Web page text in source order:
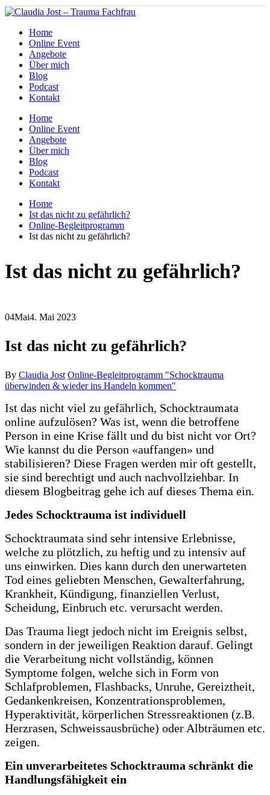
Home
Online Event
Angebote
Über mich
Blog
Podcast
Kontakt
Home
Online Event
Angebote
Über mich
Blog
Podcast
Kontakt
Home
Ist das nicht zu gefährlich?
Online-Begleitprogramm
Ist das nicht zu gefährlich?
Ist das nicht zu gefährlich?
04Mai4. Mai 2023
Ist das nicht zu gefährlich?
By Claudia Jost Online-Begleitprogramm "Schocktrauma
überwinden & wieder ins Handeln kommen"
Ist das nicht viel zu gefährlich, Schocktraumata
online aufzulösen? Was ist, wenn die betroffene
Person in eine Krise fällt und du bist nicht vor Ort?
Wie kannst du die Person «auffangen» und
stabilisieren? Diese Fragen werden mir oft gestellt,
sie sind berechtigt und auch nachvollziehbar. In
diesem Blogbeitrag gehe ich auf dieses Thema ein.
Jedes Schocktrauma ist individuell
Schocktraumata sind sehr intensive Erlebnisse,
welche zu plötzlich, zu heftig und zu intensiv auf
uns einwirken. Dies kann durch den unerwarteten
Tod eines geliebten Menschen, Gewalterfahrung,
Krankheit, Kündigung, finanziellen Verlust,
Scheidung, Einbruch etc. verursacht werden.
Das Trauma liegt jedoch nicht im Ereignis selbst,
sondern in der jeweiligen Reaktion darauf. Gelingt
die Verarbeitung nicht vollständig, können
Symptome folgen, welche sich in Form von
Schlafproblemen, Flashbacks, Unruhe, Gereiztheit,
Gedankenkreisen, Konzentrationsproblemen,
Hyperaktivität, körperlichen Stressreaktionen (z.B.
Herzrasen, Schweissausbrüche) oder Albträumen etc.
zeigen.
Ein unverarbeitetes Schocktrauma schränkt die
Handlungsfähigkeit ein